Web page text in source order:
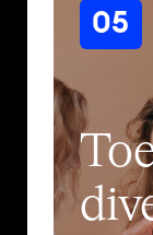
05